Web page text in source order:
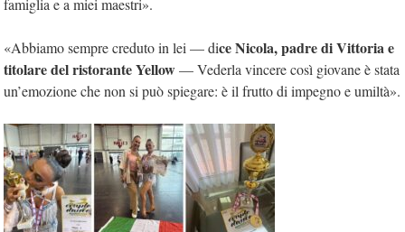
«Abbiamo sempre creduto in lei — dice Nicola, padre di Vittoria e
titolare del ristorante Yellow— Vederla vincere così giovane è stata
un’emozione che non si può spiegare: è il frutto di impegno e umiltà».